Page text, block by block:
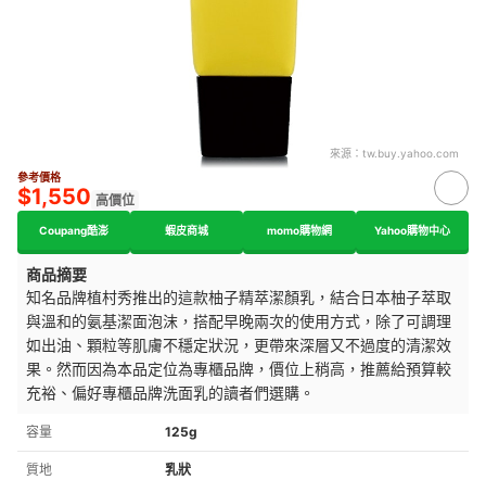
來源： tw.buy.yahoo.com
參考價格
$1,550 高價位
Coupang酷澎 蝦皮商城 momo購物網 Yahoo購物中心
商品摘要
知名品牌植村秀推出的這款柚子精萃潔顏乳，結合日本柚子萃取
與溫和的氨基潔面泡沫，搭配早晚兩次的使用方式，除了可調理
如出油、顆粒等肌膚不穩定狀況，更帶來深層又不過度的清潔效
果。然而因為本品定位為專櫃品牌，價位上稍高，推薦給預算較
充裕、偏好專櫃品牌洗面乳的讀者們選購。
容量 125g
質地 乳狀